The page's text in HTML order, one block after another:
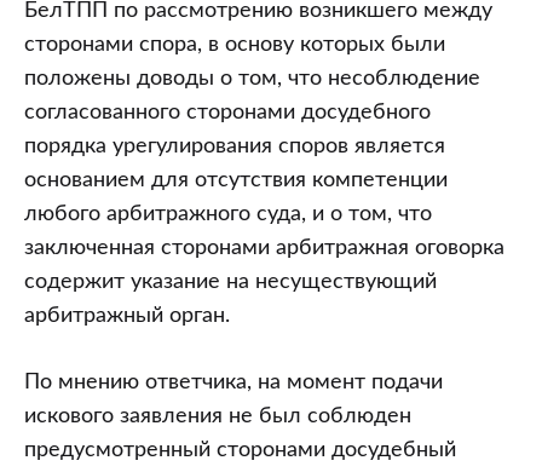
БелТПП по рассмотрению возникшего между
сторонами спора, в основу которых были
положены доводы о том, что несоблюдение
согласованного сторонами досудебного
порядка урегулирования споров является
основанием для отсутствия компетенции
любого арбитражного суда, и о том, что
заключенная сторонами арбитражная оговорка
содержит указание на несуществующий
арбитражный орган.
По мнению ответчика, на момент подачи
искового заявления не был соблюден
предусмотренный сторонами досудебный